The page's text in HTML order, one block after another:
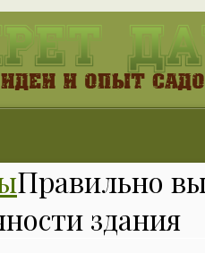
Правильно
здания